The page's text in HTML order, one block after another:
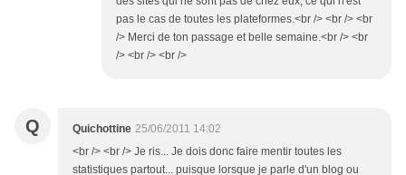
pas le cas de toutes les plateformes.<br /> <br /> <br
/> Merci de ton passage et belle semaine.<br /> <br
/> <br /> <br />
Q Quichottine 25/06/2011 14:02
<br /> <br /> Je ris... Je dois donc faire mentir toutes les
statistiques partout... puisque lorsque je parle d'un blog ou